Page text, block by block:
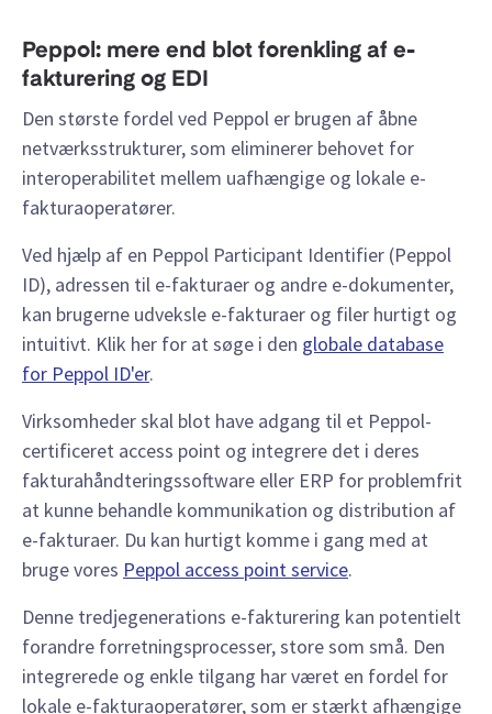
Peppol: mere end blot forenkling af e-
fakturering og EDI
Den største fordel ved Peppol er brugen af åbne
netværksstrukturer, som eliminerer behovet for
interoperabilitet mellem uafhængige og lokale e-
fakturaoperatører.
Ved hjælp af en Peppol Participant Identifier (Peppol
ID), adressen til e-fakturaer og andre e-dokumenter,
kan brugerne udveksle e-fakturaer og filer hurtigt og
intuitivt. Klik her for at søge i den globale database
for Peppol ID'er.
Virksomheder skal blot have adgang til et Peppol-
certificeret access point og integrere det i deres
fakturahåndteringssoftware eller ERP for problemfrit
at kunne behandle kommunikation og distribution af
e-fakturaer. Du kan hurtigt komme i gang med at
bruge vores Peppol access point service.
Denne tredjegenerations e-fakturering kan potentielt
forandre forretningsprocesser, store som små. Den
integrerede og enkle tilgang har været en fordel for
lokale e-fakturaoperatører, som er stærkt afhængige